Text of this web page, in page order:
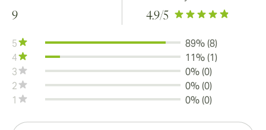
9 4.9/5
5
89% (8)
4
11% (1)
3
0% (0)
2
0% (0)
1
0% (0)